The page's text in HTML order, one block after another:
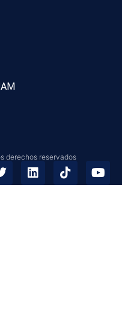
derechos reservados